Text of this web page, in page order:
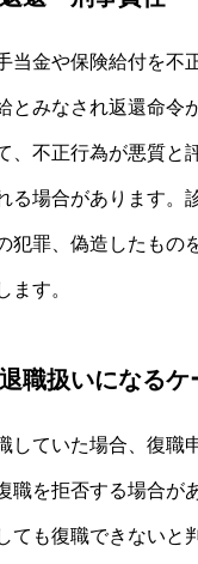
当金や保険給付を不
とみなされ返還命令
、不正行為が悪質と
る場合があります。
犯罪、偽造したもの
ます。
職扱いになるケ
していた場合、復職
職を拒否する場合が
ても復職できないと